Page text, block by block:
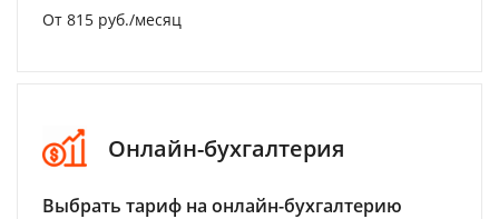
От 815 руб./месяц
Онлайн-бухгалтерия
Выбрать тариф на онлайн-бухгалтерию